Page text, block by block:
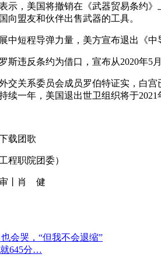
示，美国将撤销在《武器贸易条约
向盟友和伙伴出售武器的工具。
中短程导弹力量，美方宣布退出《中
斯违反条约为借口，宣布从2020年5
交关系委员会成员罗伯特证实，白
续一年，美国退出世卫组织将于2021
载团歌
职院团委）
丨肖 健
会哭，“但我不会退缩”
645分…